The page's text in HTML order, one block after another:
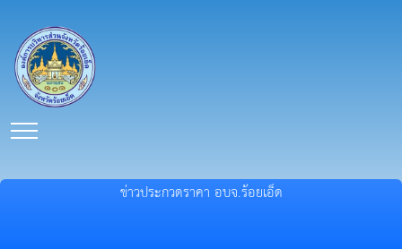
ข่าวประกวดราคา อบจ.ร้อยเอ็ด